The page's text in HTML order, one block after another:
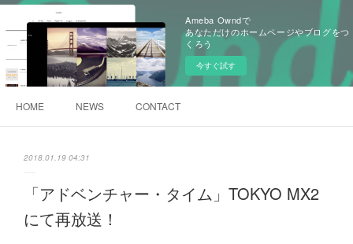
Ameba Owndで
あなただけのホームページやブログをつ
くろう
今すぐ試す
HOME NEWS CONTACT
2018.01.19 04:31
「アドベンチャー・タイム」TOKYO MX2
にて再放送！